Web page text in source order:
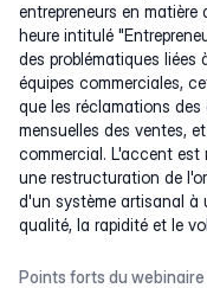
entrepreneurs en
heure intitulé
des problématiques liées
équipes commerciales,
que les réclamations
mensuelles des ventes,
commercial. L'accent est
une restructuration de
d'un système artisanal à
qualité, la rapidité et le
Points forts du webinaire